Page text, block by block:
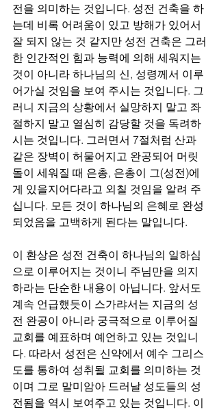
전을 의미하는 것입니다. 성전 건축을 하
는데 비록 어려움이 있고 방해가 있어서
잘 되지 않는 것 같지만 성전 건축은 그러
한 인간적인 힘과 능력에 의해 세워지는
것이 아니라 하나님의 신, 성령께서 이루
어가실 것임을 보여 주시는 것입니다. 그
러니 지금의 상황에서 실망하지 말고 좌
절하지 말고 열심히 감당할 것을 독려하
시는 것입니다. 그러면서 7절처럼 산과
같은 장벽이 허물어지고 완공되어 머릿
돌이 세워질 때 은총, 은총이 그(성전)에
게 있을지어다라고 외칠 것임을 알려 주
십니다. 모든 것이 하나님의 은혜로 완성
되었음을 고백하게 된다는 말입니다.
이 환상은 성전 건축이 하나님의 일하심
으로 이루어지는 것이니 주님만을 의지
하라는 단순한 내용이 아닙니다. 앞서도
계속 언급했듯이 스가랴서는 지금의 성
전 완공이 아니라 궁극적으로 이루어질
교회를 예표하며 예언하고 있는 것입니
다. 따라서 성전은 신약에서 예수 그리스
도를 통하여 성취될 교회를 의미하는 것
이며 그로 말미암아 드러날 성도들의 성
전됨을 역시 보여주고 있는 것입니다. 이